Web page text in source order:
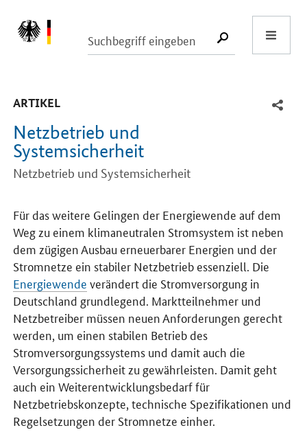
SUCHE
ARTIKEL
Netzbetrieb und
Systemsicherheit
Netzbetrieb und Systemsicherheit
Für das weitere Gelingen der Energiewende auf dem
Weg zu einem klimaneutralen Stromsystem ist neben
dem zügigen Ausbau erneuerbarer Energien und der
Stromnetze ein stabiler Netzbetrieb essenziell. Die
Energiewende verändert die Stromversorgung in
Deutschland grundlegend. Marktteilnehmer und
Netzbetreiber müssen neuen Anforderungen gerecht
werden, um einen stabilen Betrieb des
Stromversorgungssystems und damit auch die
Versorgungssicherheit zu gewährleisten. Damit geht
auch ein Weiterentwicklungsbedarf für
Netzbetriebskonzepte, technische Spezifikationen und
Regelsetzungen der Stromnetze einher.